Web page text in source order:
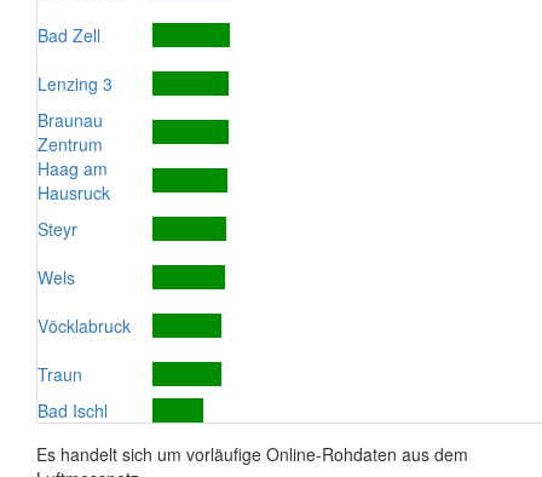
Bad Zell
Lenzing 3
Braunau
Zentrum
Haag am
Hausruck
Steyr
Wels
Vöcklabruck
Traun
Bad Ischl
Es handelt sich um vorläufige Online-Rohdaten aus dem